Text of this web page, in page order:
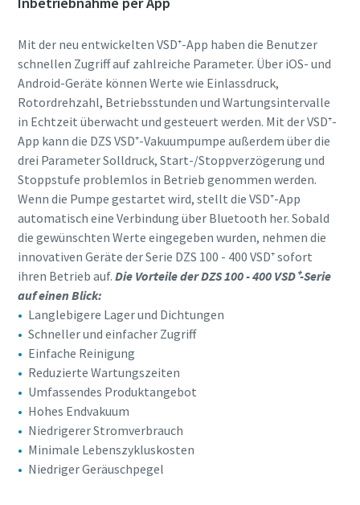
Mit der neu entwickelten VSD⁺-App haben die Benutzer
schnellen Zugriff auf zahlreiche Parameter. Über iOS- und
Android-Geräte können Werte wie Einlassdruck,
Rotordrehzahl, Betriebsstunden und Wartungsintervalle
in Echtzeit überwacht und gesteuert werden. Mit der VSD⁺-
App kann die DZS VSD⁺-Vakuumpumpe außerdem über die
drei Parameter Solldruck, Start-/Stoppverzögerung und
Stoppstufe problemlos in Betrieb genommen werden.
Wenn die Pumpe gestartet wird, stellt die VSD⁺-App
automatisch eine Verbindung über Bluetooth her. Sobald
die gewünschten Werte eingegeben wurden, nehmen die
innovativen Geräte der Serie DZS 100 - 400 VSD⁺ sofort
ihren Betrieb auf. Die Vorteile der DZS 100 - 400 VSD⁺-Serie
auf einen Blick:
Langlebigere Lager und Dichtungen
Schneller und einfacher Zugriff
Einfache Reinigung
Reduzierte Wartungszeiten
Umfassendes Produktangebot
Hohes Endvakuum
Niedrigerer Stromverbrauch
Minimale Lebenszykluskosten
Niedriger Geräuschpegel